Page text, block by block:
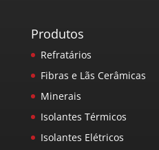
Produtos
Refratários
Fibras e Lãs Cerâmicas
Minerais
Isolantes Térmicos
Isolantes Elétricos